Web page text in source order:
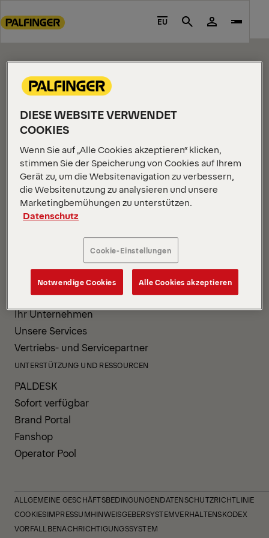
to
Go
footer
EU Search
CONTENT PAGE
Please edit me.
INFORMATIONEN ZUM UNTERNEHMEN
Über uns
Neuigkeiten
Unsere Produkte
Ihr Unternehmen
Unsere Services
Vertriebs- und Servicepartner
UNTERSTÜTZUNG UND RESSOURCEN
PALDESK
Sofort verfügbar
Brand Portal
Fanshop
Operator Pool
ALLGEMEINE GESCHÄFTSBEDINGUNGENDATENSCHUTZRICHTLINIE
COOKIESIMPRESSUMHINWEISGEBERSYSTEMVERHALTENSKODEX
VORFALLBENACHRICHTIGUNGSSYSTEM
DIESE WEBSITE VERWENDET
COOKIES
Wenn Sie auf „Alle Cookies akzeptieren“ klicken,
stimmen Sie der Speicherung von Cookies auf Ihrem
Gerät zu, um die Websitenavigation zu verbessern,
die Websitenutzung zu analysieren und unsere
Marketingbemühungen zu unterstützen.
Datenschutz
Cookie-Einstellungen
Notwendige Cookies Alle Cookies akzeptieren